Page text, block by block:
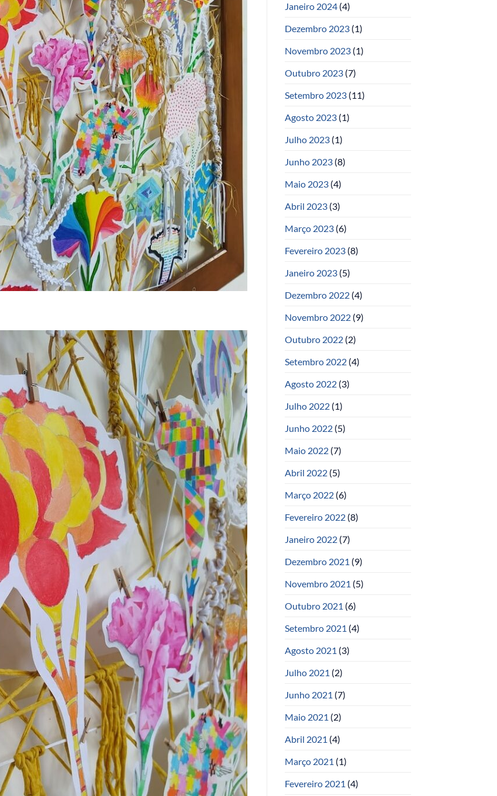
Janeiro 2024(4)
Dezembro 2023(1)
Novembro 2023(1)
Outubro 2023(7)
Setembro 2023(11)
Agosto 2023(1)
Julho 2023(1)
Junho 2023(8)
Maio 2023(4)
Abril 2023(3)
Março 2023(6)
Fevereiro 2023(8)
Janeiro 2023(5)
Dezembro 2022(4)
Novembro 2022(9)
Outubro 2022(2)
Setembro 2022(4)
Agosto 2022(3)
Julho 2022(1)
Junho 2022(5)
Maio 2022(7)
Abril 2022(5)
Março 2022(6)
Fevereiro 2022(8)
Janeiro 2022(7)
Dezembro 2021 (9)
Novembro 2021 (5)
Outubro 2021 (6)
Setembro 2021 (4)
Agosto 2021 (3)
Julho 2021 (2)
Junho 2021 (7)
Maio 2021 (2)
Abril 2021 (4)
Março 2021 (1)
Fevereiro 2021 (4)